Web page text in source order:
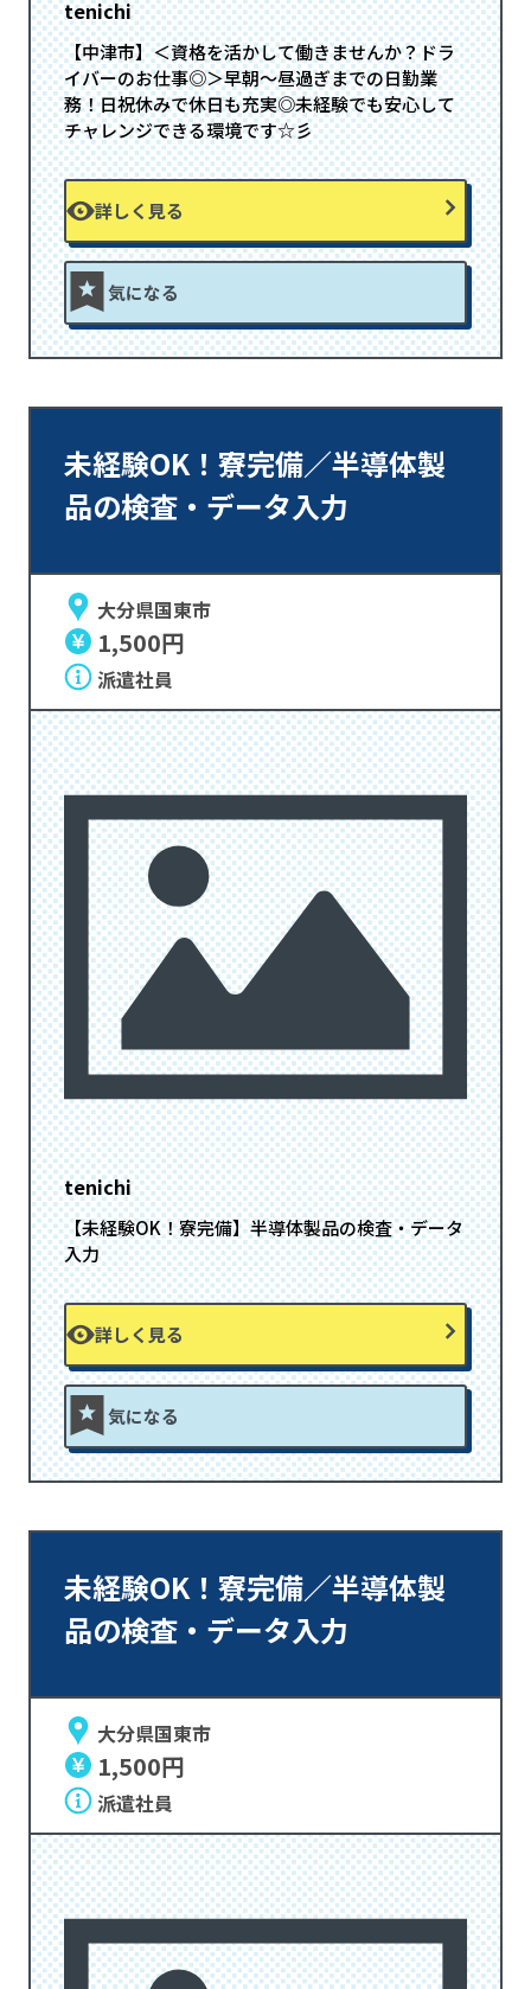
tenichi
【中津市】＜資格を活かして働きませんか？ドラ
イバーのお仕事◎＞早朝～昼過ぎまでの日勤業
務！日祝休みで休日も充実◎未経験でも安心して
チャレンジできる環境です☆彡
詳しく見る
気になる
未経験OK！寮完備／半導体製
品の検査・データ入力
大分県国東市
1,500円
派遣社員
tenichi
【未経験OK！寮完備】半導体製品の検査・データ
入力
詳しく見る
気になる
未経験OK！寮完備／半導体製
品の検査・データ入力
大分県国東市
1,500円
派遣社員